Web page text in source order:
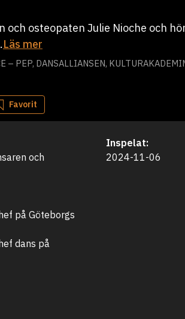
osteopaten Julie Nioche och
Läs mer
– PEP, DANSALLIANSEN,
Favorit
och
på Göteborgs
dans på
Inspelat:
2024-11-06